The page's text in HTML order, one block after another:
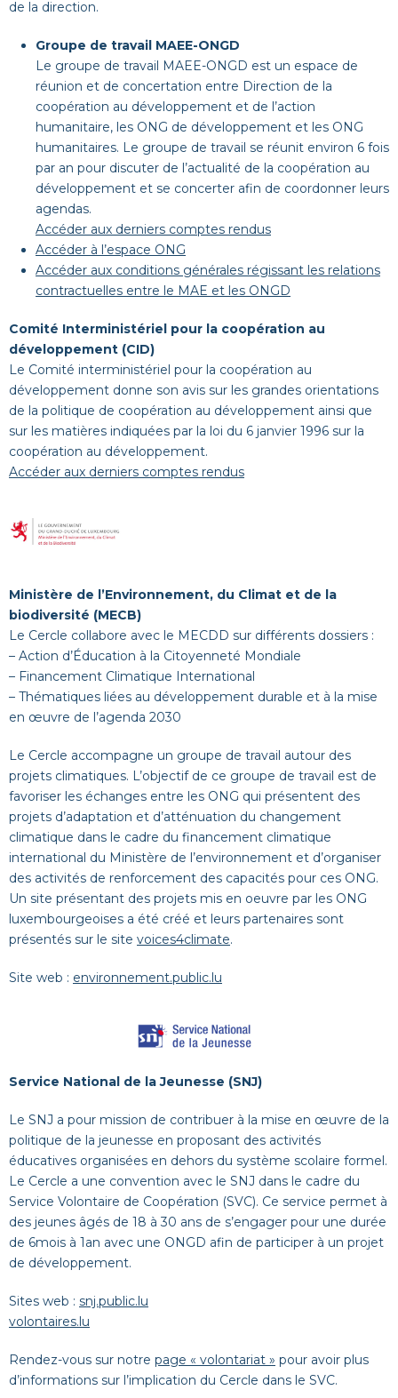
de la direction.
Groupe de travail MAEE-ONGD
Le groupe de travail MAEE-ONGD est un espace de
réunion et de concertation entre Direction de la
coopération au développement et de l’action
humanitaire, les ONG de développement et les ONG
humanitaires. Le groupe de travail se réunit environ 6 fois
par an pour discuter de l’actualité de la coopération au
développement et se concerter afin de coordonner leurs
agendas.
Accéder aux derniers comptes rendus
Accéder à l’espace ONG
Accéder aux conditions générales régissant les relations
contractuelles entre le MAE et les ONGD
Comité Interministériel pour la coopération au
développement (CID)
Le Comité interministériel pour la coopération au
développement donne son avis sur les grandes orientations
de la politique de coopération au développement ainsi que
sur les matières indiquées par la loi du 6 janvier 1996 sur la
coopération au développement.
Accéder aux derniers comptes rendus
Ministère de l’Environnement, du Climat et de la
biodiversité (MECB)
Le Cercle collabore avec le MECDD sur différents dossiers :
– Action d’Éducation à la Citoyenneté Mondiale
– Financement Climatique International
– Thématiques liées au développement durable et à la mise
en œuvre de l’agenda 2030
Le Cercle accompagne un groupe de travail autour des
projets climatiques. L’objectif de ce groupe de travail est de
favoriser les échanges entre les ONG qui présentent des
projets d’adaptation et d’atténuation du changement
climatique dans le cadre du financement climatique
international du Ministère de l’environnement et d’organiser
des activités de renforcement des capacités pour ces ONG.
Un site présentant des projets mis en oeuvre par les ONG
luxembourgeoises a été créé et leurs partenaires sont
présentés sur le site voices4climate.
Site web : environnement.public.lu
Service National de la Jeunesse (SNJ)
Le SNJ a pour mission de contribuer à la mise en œuvre de la
politique de la jeunesse en proposant des activités
éducatives organisées en dehors du système scolaire formel.
Le Cercle a une convention avec le SNJ dans le cadre du
Service Volontaire de Coopération (SVC). Ce service permet à
des jeunes âgés de 18 à 30 ans de s’engager pour une durée
de 6mois à 1an avec une ONGD afin de participer à un projet
de développement.
Sites web : snj.public.lu
volontaires.lu
Rendez-vous sur notre page « volontariat » pour avoir plus
d’informations sur l’implication du Cercle dans le SVC.